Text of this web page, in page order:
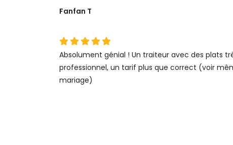
Fanfan T
Absolument génial ! Un traiteur avec des plats
professionnel, un tarif plus que correct (voir
mariage)